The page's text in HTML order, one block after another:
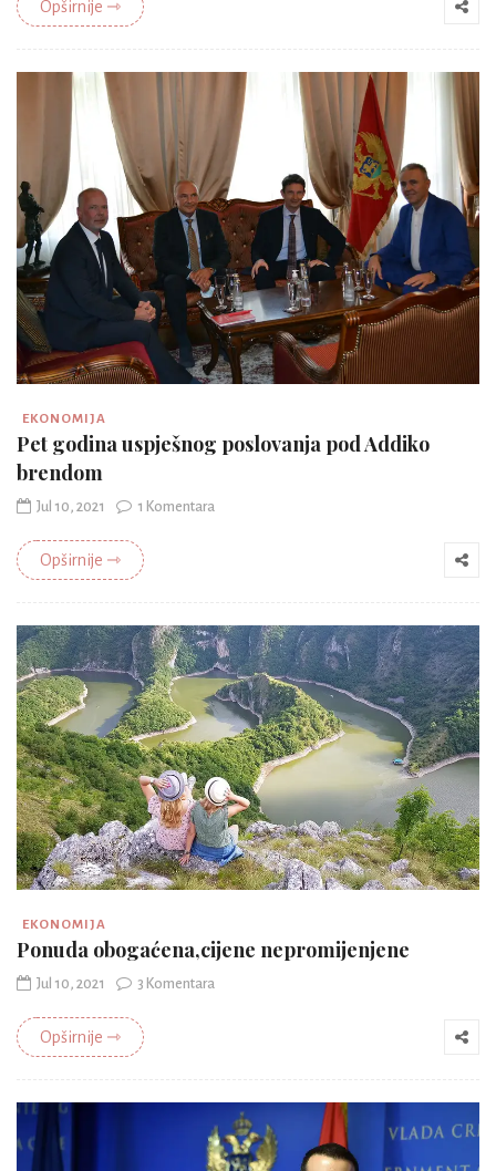
Opširnije ⇾
EKONOMIJA
Pet godina uspješnog poslovanja pod Addiko
brendom
Jul 10, 2021 1 Komentara
Opširnije ⇾
EKONOMIJA
Ponuda obogaćena,cijene nepromijenjene
Jul 10, 2021 3 Komentara
Opširnije ⇾